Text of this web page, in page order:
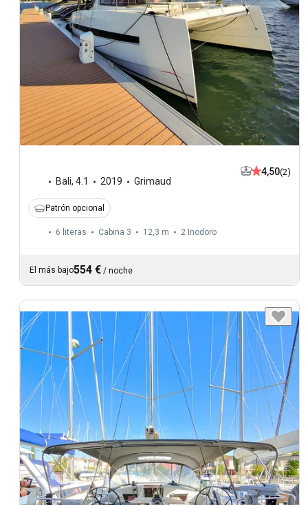
Bali, 4.1 2019 Grimaud
4,50(2)
Patrón opcional
6 literas Cabina 3 12,3 m 2 Inodoro
El más bajo554 € / noche